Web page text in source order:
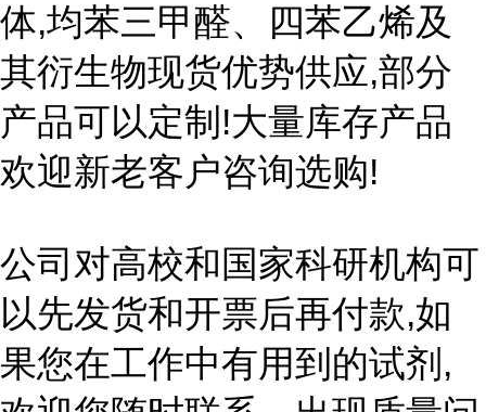
体,均苯三甲醛、四苯乙烯及
其衍生物现货优势供应,部分
产品可以定制!大量库存产品
欢迎新老客户咨询选购!
公司对高校和国家科研机构可
以先发货和开票后再付款,如
果您在工作中有用到的试剂,